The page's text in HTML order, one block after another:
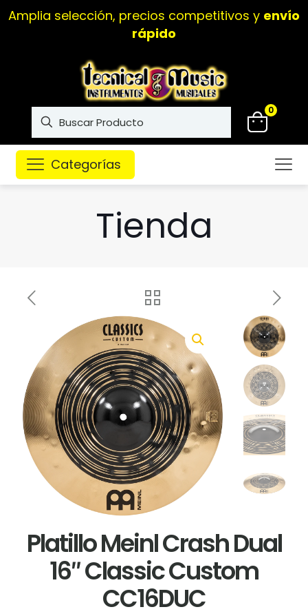
Amplia selección, precios competitivos y envío
rápido
0
Categorías
Tienda
Platillo Meinl Crash Dual
16″ Classic Custom
CC16DUC